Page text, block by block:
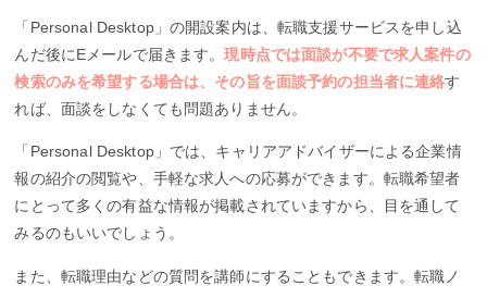
「Personal Desktop」の開設案内は、転職支援サービスを申し込
んだ後にEメールで届きます。現時点では面談が不要で求人案件の
検索のみを希望する場合は、その旨を面談予約の担当者に連絡す
れば、面談をしなくても問題ありません。
「Personal Desktop」では、キャリアアドバイザーによる企業情
報の紹介の閲覧や、手軽な求人への応募ができます。転職希望者
にとって多くの有益な情報が掲載されていますから、目を通して
みるのもいいでしょう。
また、転職理由などの質問を講師にすることもできます。転職ノ